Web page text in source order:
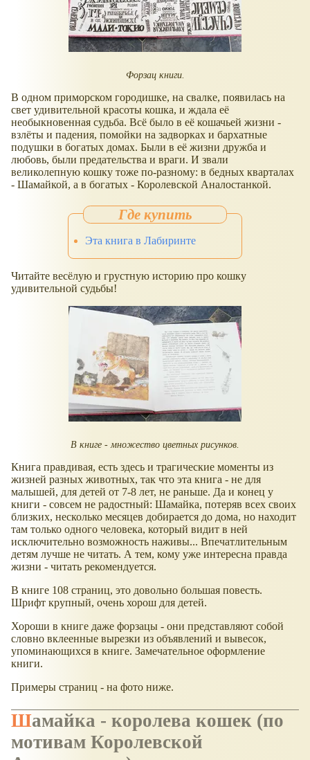
Форзац книги.
В одном приморском городишке, на свалке, появилась на
свет удивительной красоты кошка, и ждала её
необыкновенная судьба. Всё было в её кошачьей жизни -
взлёты и падения, помойки на задворках и бархатные
подушки в богатых домах. Были в её жизни дружба и
любовь, были предательства и враги. И звали
великолепную кошку тоже по-разному: в бедных кварталах
- Шамайкой, а в богатых - Королевской Аналостанкой.
Эта книга в Лабиринте
Читайте весёлую и грустную историю про кошку
удивительной судьбы!
В книге - множество цветных рисунков.
Книга правдивая, есть здесь и трагические моменты из
жизней разных животных, так что эта книга - не для
малышей, для детей от 7-8 лет, не раньше. Да и конец у
книги - совсем не радостный: Шамайка, потеряв всех своих
близких, несколько месяцев добирается до дома, но находит
там только одного человека, который видит в ней
исключительно возможность наживы... Впечатлительным
детям лучше не читать. А тем, кому уже интересна правда
жизни - читать рекомендуется.
В книге 108 страниц, это довольно большая повесть.
Шрифт крупный, очень хорош для детей.
Хороши в книге даже форзацы - они представляют собой
словно вклеенные вырезки из объявлений и вывесок,
упоминающихся в книге. Замечательное оформление
книги.
Примеры страниц - на фото ниже.
Шамайка - королева кошек (по
мотивам Королевской